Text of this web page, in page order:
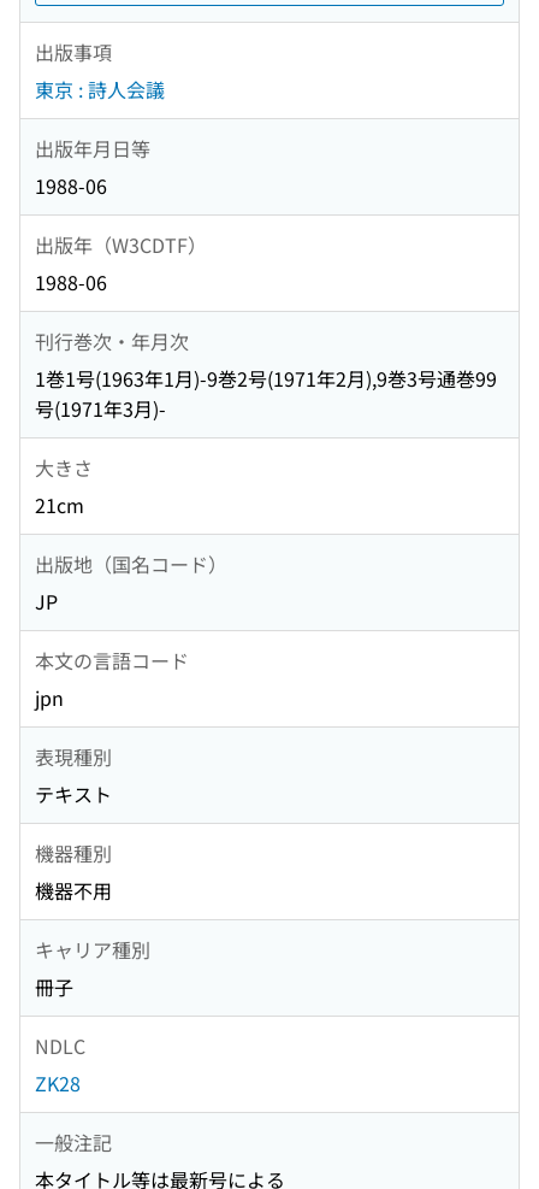
出版事項
東京 : 詩人会議
出版年月日等
1988-06
出版年（W3CDTF）
1988-06
刊行巻次・年月次
1巻1号(1963年1月)-9巻2号(1971年2月),9巻3号通巻99
号(1971年3月)-
大きさ
21cm
出版地（国名コード）
JP
本文の言語コード
jpn
表現種別
テキスト
機器種別
機器不用
キャリア種別
冊子
NDLC
ZK28
一般注記
本タイトル等は最新号による